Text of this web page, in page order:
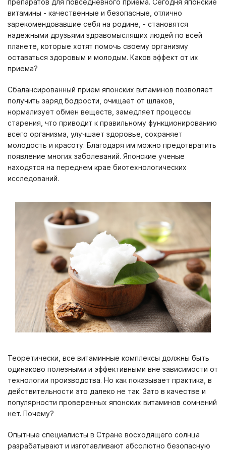
препаратов для повседневного приема. Сегодня японские
витамины - качественные и безопасные, отлично
зарекомендовавшие себя на родине, - становятся
надежными друзьями здравомыслящих людей по всей
планете, которые хотят помочь своему организму
оставаться здоровым и молодым. Каков эффект от их
приема?
Сбалансированный прием японских витаминов позволяет
получить заряд бодрости, очищает от шлаков,
нормализует обмен веществ, замедляет процессы
старения, что приводит к правильному функционированию
всего организма, улучшает здоровье, сохраняет
молодость и красоту. Благодаря им можно предотвратить
появление многих заболеваний. Японские ученые
находятся на переднем крае биотехнологических
исследований.
Теоретически, все витаминные комплексы должны быть
одинаково полезными и эффективными вне зависимости от
технологии производства. Но как показывает практика, в
действительности это далеко не так. Зато в качестве и
популярности проверенных японских витаминов сомнений
нет. Почему?
Опытные специалисты в Стране восходящего солнца
разрабатывают и изготавливают абсолютно безопасную